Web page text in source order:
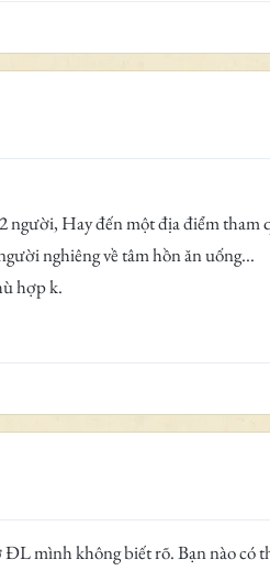
người, Hay đến một địa điểm tham
nghiêng về tâm hồn ăn uống...
hợp k.
mình không biết rõ. Bạn nào có